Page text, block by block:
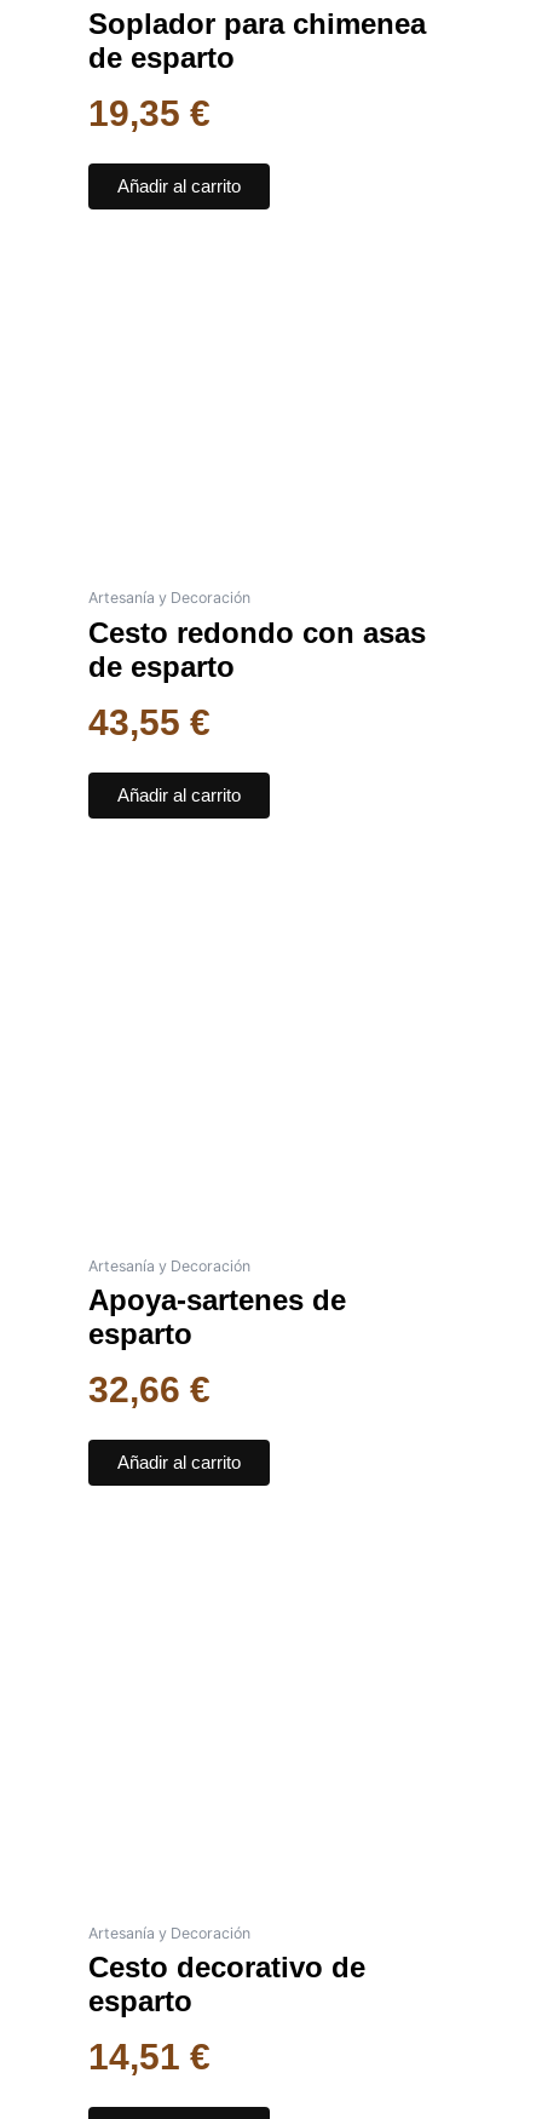
Soplador para chimenea
de esparto
19,35 €
Añadir al carrito
Artesanía y Decoración
Cesto redondo con asas
de esparto
43,55 €
Añadir al carrito
Artesanía y Decoración
Apoya-sartenes de
esparto
32,66 €
Añadir al carrito
Artesanía y Decoración
Cesto decorativo de
esparto
14,51 €